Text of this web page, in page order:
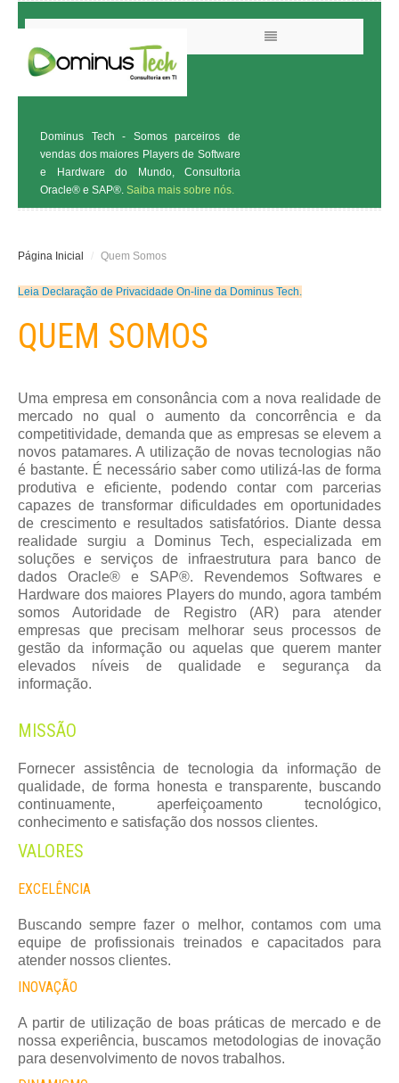
Dominus Tech - Somos parceiros de
vendas dos maiores Players de Software
e Hardware do Mundo, Consultoria
Oracle® e SAP®. Saiba mais sobre nós.
CONSULTORIA
MONITORAMENTO
LOJA
Página Inicial / Quem Somos
Leia Declaração de Privacidade On-line da Dominus Tech.
QUEM SOMOS
Uma empresa em consonância com a nova realidade de
mercado no qual o aumento da concorrência e da
competitividade, demanda que as empresas se elevem a
novos patamares. A utilização de novas tecnologias não
é bastante. É necessário saber como utilizá-las de forma
produtiva e eficiente, podendo contar com parcerias
capazes de transformar dificuldades em oportunidades
de crescimento e resultados satisfatórios. Diante dessa
realidade surgiu a Dominus Tech, especializada em
soluções e serviços de infraestrutura para banco de
dados Oracle® e SAP®. Revendemos Softwares e
Hardware dos maiores Players do mundo, agora também
somos Autoridade de Registro (AR) para atender
empresas que precisam melhorar seus processos de
gestão da informação ou aquelas que querem manter
elevados níveis de qualidade e segurança da
informação.
MISSÃO
Fornecer assistência de tecnologia da informação de
qualidade, de forma honesta e transparente, buscando
continuamente, aperfeiçoamento tecnológico,
conhecimento e satisfação dos nossos clientes.
VALORES
EXCELÊNCIA
Buscando sempre fazer o melhor, contamos com uma
equipe de profissionais treinados e capacitados para
atender nossos clientes.
INOVAÇÃO
A partir de utilização de boas práticas de mercado e de
nossa experiência, buscamos metodologias de inovação
para desenvolvimento de novos trabalhos.